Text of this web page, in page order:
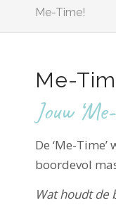
Me-Time!
Me-
Jouw
De ‘Me-
boordevol
Wat houdt de